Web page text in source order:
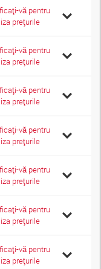
vă pentru
preţurile
vă pentru
preţurile
vă pentru
preţurile
vă pentru
preţurile
vă pentru
preţurile
vă pentru
preţurile
vă pentru
preţurile